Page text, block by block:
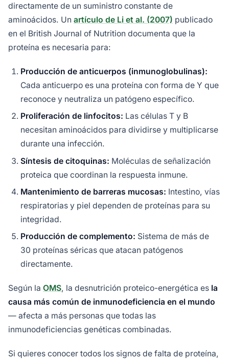
directamente de un suministro constante de
aminoácidos. Un artículo de Li et al. (2007) publicado
en el British Journal of Nutrition documenta que la
proteína es necesaria para:
Producción de anticuerpos (inmunoglobulinas):
Cada anticuerpo es una proteína con forma de Y que
reconoce y neutraliza un patógeno específico.
Proliferación de linfocitos: Las células T y B
necesitan aminoácidos para dividirse y multiplicarse
durante una infección.
Síntesis de citoquinas: Moléculas de señalización
proteica que coordinan la respuesta inmune.
Mantenimiento de barreras mucosas: Intestino, vías
respiratorias y piel dependen de proteínas para su
integridad.
Producción de complemento: Sistema de más de
30 proteínas séricas que atacan patógenos
directamente.
Según la OMS, la desnutrición proteico-energética es la
causa más común de inmunodeficiencia en el mundo
— afecta a más personas que todas las
inmunodeficiencias genéticas combinadas.
Si quieres conocer todos los signos de falta de proteína,